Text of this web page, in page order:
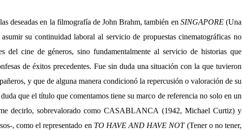
deseadas en la filmografía de John Brahm, también en SINGAPORE(Una
su continuidad laboral al servicio de propuestas cinematográficas no
del cine de géneros, sino fundamentalmente al servicio de historias que
de éxitos precedentes. Fue sin duda una situación con la que tuvieron
y que de alguna manera condicionó la repercusión o valoración de su
que el título que comentamos tiene su marco de referencia no solo en un
decirlo, sobrevalorado como CASABLANCA (1942, Michael Curtiz) y
, como el representado en TO HAVE AND HAVE NOT(Tener o no tener,